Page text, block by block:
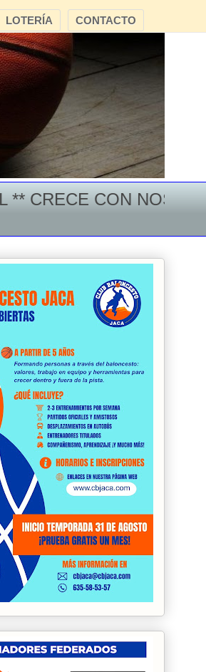
CONTACTO
LOTERÍA
CON NOSOTROS